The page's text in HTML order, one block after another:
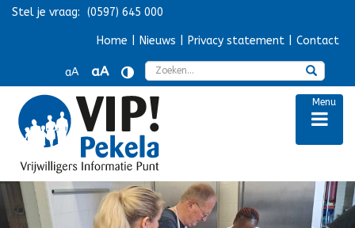
Navigatie overslaan
Stel je vraag: (0597) 645 000
Home Nieuws Privacy statement Contact
aA aA
Menu